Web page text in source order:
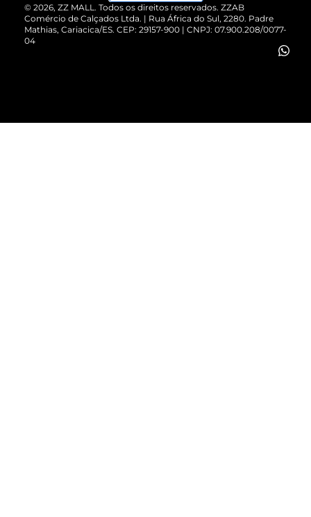
Cartão Presente
Vendas Corporativas
© 2026, ZZ MALL. Todos os direitos reservados. ZZAB
Comércio de Calçados Ltda. | Rua África do Sul, 2280. Padre
Mathias, Cariacica/ES. CEP: 29157-900 | CNPJ: 07.900.208/0077-
04